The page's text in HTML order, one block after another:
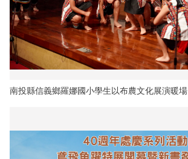
南投縣信義鄉羅娜國小學生以布農文化展演暖場